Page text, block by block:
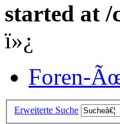
started at /
ï»¿
Foren-
Erweiterte Suche